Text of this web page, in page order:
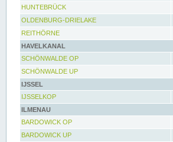
HUNTEBRÜCK
OLDENBURG-DRIELAKE
REITHÖRNE
HAVELKANAL
SCHÖNWALDE OP
SCHÖNWALDE UP
IJSSEL
IJSSELKOP
ILMENAU
BARDOWICK OP
BARDOWICK UP